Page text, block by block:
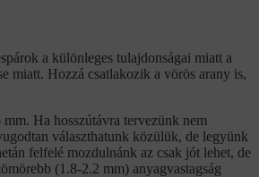
a különleges tulajdonságai miatt a
miatt. Hozzá csatlakozik a vörös arany is,
Ha hosszútávra tervezünk nem
választhatunk közülük, de legyünk
felfelé mozdulnánk az csak jót lehet, de
(1.8-2.2 mm) anyagvastagság